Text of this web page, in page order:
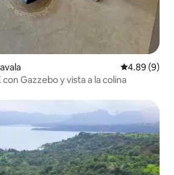
Calificación
4.89 (9)
Gazzebo y vista a la colina